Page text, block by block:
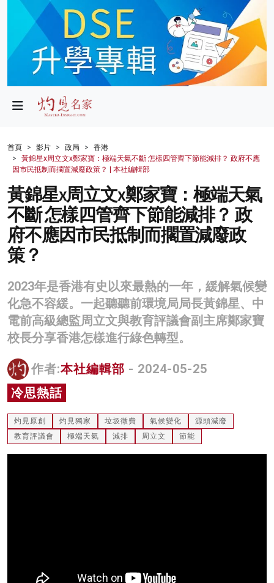
政局
財經
生活
健康
商業
科技
影片
名家榜
灼見活動
關於我們
首頁 影片 政局
香港
黃錦星x周立文x鄭家寶：極端天氣不斷 怎樣四管齊下節能減排？ 政府不應
因市民抵制而擱置減廢政策？ | 本社編輯部
黃錦星x周立文x鄭家寶：極端天氣
不斷 怎樣四管齊下節能減排？ 政
府不應因市民抵制而擱置減廢政
策？
2023年是香港有史以來最熱的一年，緩解氣候變
化急不容緩。一起聽聽前環境局局長黃錦星、中
電前高級總監周立文與教育評議會副主席鄭家寶
校長分享香港怎樣進行綠色轉型。
作者:本社編輯部 - 2024-05-25
冷思熱話
灼見原創 灼見獨家 垃圾徵費 氣候變化
源頭減廢
教育評議會
極端天氣 減排 周立文 節能